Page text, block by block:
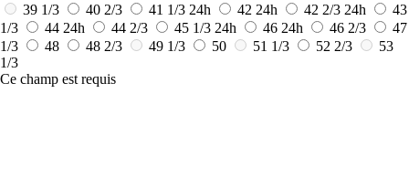
39 1/3
40 2/3 41 1/3 24h 42 24h 42 2/3 24h
43
1/3
44 24h 44 2/3 45 1/3 24h 46 24h 46 2/3
47
1/3
48 48 2/3 49 1/3 50 51 1/3 52 2/3
53
1/3
Ce champ est requis